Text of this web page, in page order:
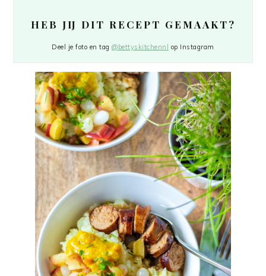
HEB JIJ DIT RECEPT GEMAAKT?
Deel je foto en tag@bettyskitchennl op Instagram